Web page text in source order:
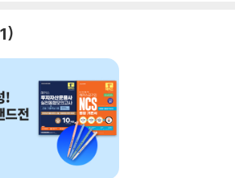
1